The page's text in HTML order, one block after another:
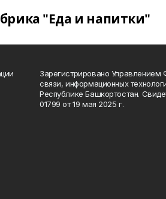
"Еда и напитки"
Зарегистрировано
связи, информационных
Республике Башкортостан.
01799 от 19 мая 2025 г.